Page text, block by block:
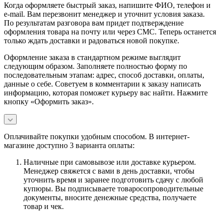
Когда оформляете быстрый заказ, напишите ФИО, телефон и
e-mail. Вам перезвонит менеджер и уточнит условия заказа.
По результатам разговора вам придет подтверждение
оформления товара на почту или через СМС. Теперь останется
только ждать доставки и радоваться новой покупке.
Оформление заказа в стандартном режиме выглядит
следующим образом. Заполняете полностью форму по
последовательным этапам: адрес, способ доставки, оплаты,
данные о себе. Советуем в комментарии к заказу написать
информацию, которая поможет курьеру вас найти. Нажмите
кнопку «Оформить заказ».
Оплачивайте покупки удобным способом. В интернет-
магазине доступно 3 варианта оплаты:
Наличные при самовывозе или доставке курьером.
Менеджер свяжется с вами в день доставки, чтобы
уточнить время и заранее подготовить сдачу с любой
купюры. Вы подписываете товаросопроводительные
документы, вносите денежные средства, получаете
товар и чек.